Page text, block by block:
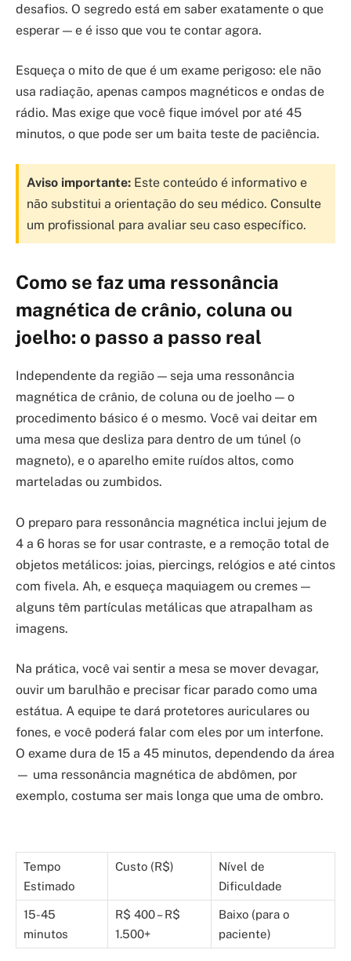
desafios. O segredo está em saber exatamente o que
esperar — e é isso que vou te contar agora.
Esqueça o mito de que é um exame perigoso: ele não
usa radiação, apenas campos magnéticos e ondas de
rádio. Mas exige que você fique imóvel por até 45
minutos, o que pode ser um baita teste de paciência.
Aviso importante: Este conteúdo é informativo e
não substitui a orientação do seu médico. Consulte
um profissional para avaliar seu caso específico.
Como se faz uma ressonância
magnética de crânio, coluna ou
joelho: o passo a passo real
Independente da região — seja uma ressonância
magnética de crânio, de coluna ou de joelho — o
procedimento básico é o mesmo. Você vai deitar em
uma mesa que desliza para dentro de um túnel (o
magneto), e o aparelho emite ruídos altos, como
marteladas ou zumbidos.
O preparo para ressonância magnética inclui jejum de
4 a 6 horas se for usar contraste, e a remoção total de
objetos metálicos: joias, piercings, relógios e até cintos
com fivela. Ah, e esqueça maquiagem ou cremes —
alguns têm partículas metálicas que atrapalham as
imagens.
Na prática, você vai sentir a mesa se mover devagar,
ouvir um barulhão e precisar ficar parado como uma
estátua. A equipe te dará protetores auriculares ou
fones, e você poderá falar com eles por um interfone.
O exame dura de 15 a 45 minutos, dependendo da área
— uma ressonância magnética de abdômen, por
exemplo, costuma ser mais longa que uma de ombro.
Tempo
Estimado
Custo (R$)
Nível de
Dificuldade
15-45
minutos
R$ 400 – R$
1.500+
Baixo (para o
paciente)